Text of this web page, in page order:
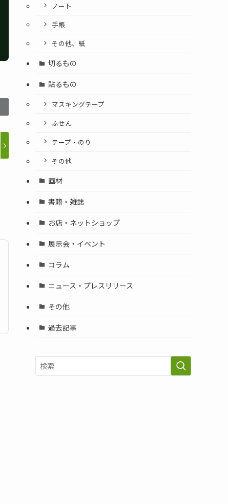
ノート
手帳
その他、紙
切るもの
貼るもの
マスキングテープ
ふせん
テープ・のり
その他
画材
書籍・雑誌
お店・ネットショップ
展示会・イベント
コラム
ニュース・プレスリリース
その他
過去記事